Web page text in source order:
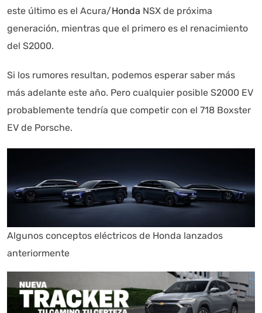
este último es el Acura/Honda NSX de próxima
generación, mientras que el primero es el renacimiento
del S2000.
Si los rumores resultan, podemos esperar saber más
más adelante este año. Pero cualquier posible S2000 EV
probablemente tendría que competir con el 718 Boxster
EV de Porsche.
Algunos conceptos eléctricos de Honda lanzados
anteriormente